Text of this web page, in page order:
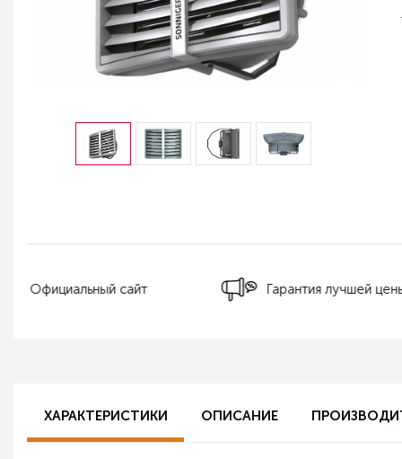
Гарантия лучшей цены
Бесплатная
РФ
ХАРАКТЕРИСТИКИ ОПИСАНИЕ